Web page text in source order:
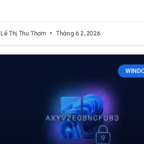
Lê Thị Thu Thơm Tháng 6 2, 2026